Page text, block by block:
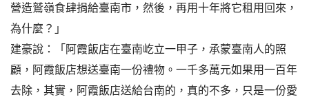
營造鷲嶺食肆捐給臺南市，然後，再用十年將它租用回來，
為什麼？」
建豪說：「阿霞飯店在臺南屹立一甲子，承蒙臺南人的照
顧，阿霞飯店想送臺南一份禮物。一千多萬元如果用一百年
去除，其實，阿霞飯店送給台南的，真的不多，只是一份愛